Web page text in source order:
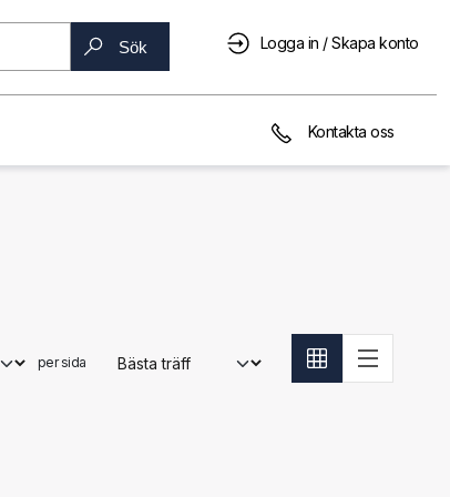
Sök Logga in / Skapa konto
Kontakta oss
per sida